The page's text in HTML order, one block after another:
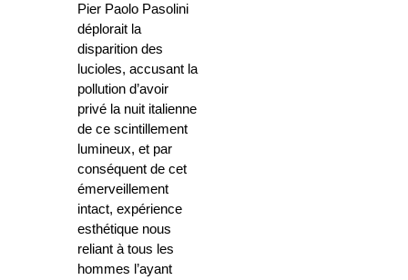
Pier Paolo Pasolini
déplorait la
disparition des
lucioles, accusant la
pollution d’avoir
privé la nuit italienne
de ce scintillement
lumineux, et par
conséquent de cet
émerveillement
intact, expérience
esthétique nous
reliant à tous les
hommes l’ayant